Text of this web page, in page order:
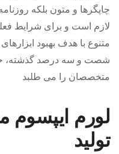
چاپگرها و متون بلکه
لازم است و برای شرایط
متنوع با هدف بهبود
شصت و سه درصد گذشته،
متخصصان را می طلبد
لورم ایپسوم
تولید